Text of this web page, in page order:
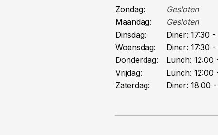
van gekaramelliseerde
mosterdzaad een
Burgenland
de glazen gevuld. En
Zondag:
Gesloten
Maandag:
Gesloten
Dinsdag:
Diner: 17:30 -
Woensdag:
Diner: 17:30 -
Donderdag:
Lunch: 12:00
Vrijdag:
Lunch: 12:00
Zaterdag:
Diner: 18:00 -